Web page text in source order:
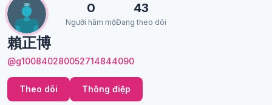
賴正博
@g100840280052714844090
0
Người hâm mộ
43
Đang theo dõi
Theo dõi Thông điệp